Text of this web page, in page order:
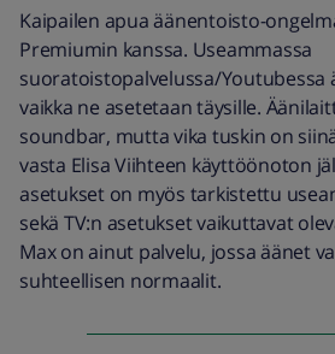
Kaipailen apua äänentoisto-
Premiumin kanssa. Useammassa
suoratoistopalvelussa/Youtubessa
vaikka ne asetetaan täysille.
soundbar, mutta vika tuskin on
vasta Elisa Viihteen käyttöönoton
asetukset on myös tarkistettu
sekä TV:n asetukset vaikuttavat
Max on ainut palvelu, jossa äänet
suhteellisen normaalit.